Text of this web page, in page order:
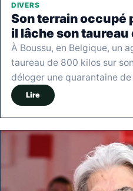
DIVERS
Son terrain occupé
il lâche son
À Boussu, en Belgique, un
taureau de 800 kilos sur
déloger une quarantaine
Lire